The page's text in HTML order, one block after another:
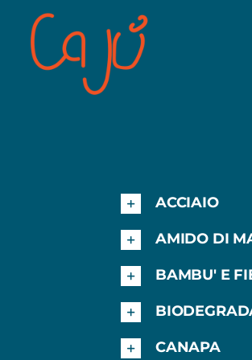
contenuto
ACCIAIO
AMIDO DI
BAMBU' E
CANAPA